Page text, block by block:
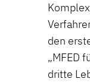
den
„MFED
dritte